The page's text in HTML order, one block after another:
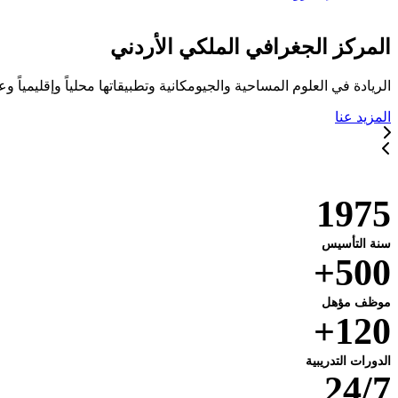
المركز الجغرافي الملكي الأردني
الريادة في العلوم المساحية والجيومكانية وتطبيقاتها محلياً وإقليمياً
المزيد عنا
1975
سنة التأسيس
500+
موظف مؤهل
120+
الدورات التدريبية